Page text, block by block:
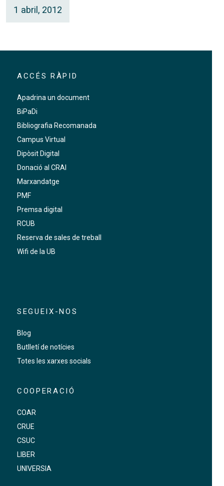
1 abril, 2012
ACCÉS RÀPID
Apadrina un document
BiPaDi
Bibliografia Recomanada
Campus Virtual
Dipòsit Digital
Donació al CRAI
Marxandatge
PMF
Premsa digital
RCUB
Reserva de sales de treball
Wifi de la UB
SEGUEIX-NOS
Blog
Butlletí de notícies
Totes les xarxes socials
COOPERACIÓ
COAR
CRUE
CSUC
LIBER
UNIVERSIA